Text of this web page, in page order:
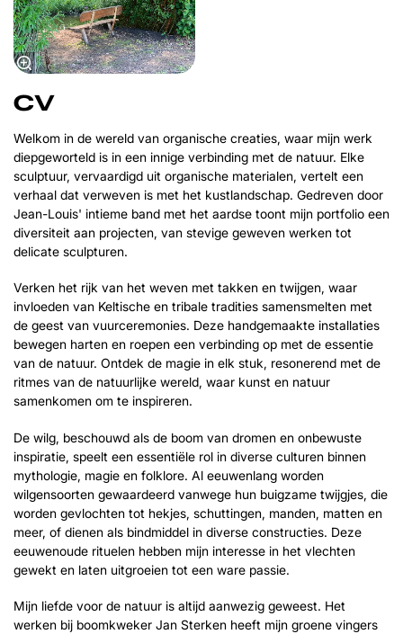
CV
Welkom in de wereld van organische creaties, waar mijn werk
diepgeworteld is in een innige verbinding met de natuur. Elke
sculptuur, vervaardigd uit organische materialen, vertelt een
verhaal dat verweven is met het kustlandschap. Gedreven door
Jean-Louis' intieme band met het aardse toont mijn portfolio een
diversiteit aan projecten, van stevige geweven werken tot
delicate sculpturen.
Verken het rijk van het weven met takken en twijgen, waar
invloeden van Keltische en tribale tradities samensmelten met
de geest van vuurceremonies. Deze handgemaakte installaties
bewegen harten en roepen een verbinding op met de essentie
van de natuur. Ontdek de magie in elk stuk, resonerend met de
ritmes van de natuurlijke wereld, waar kunst en natuur
samenkomen om te inspireren.
De wilg, beschouwd als de boom van dromen en onbewuste
inspiratie, speelt een essentiële rol in diverse culturen binnen
mythologie, magie en folklore. Al eeuwenlang worden
wilgensoorten gewaardeerd vanwege hun buigzame twijgjes, die
worden gevlochten tot hekjes, schuttingen, manden, matten en
meer, of dienen als bindmiddel in diverse constructies. Deze
eeuwenoude rituelen hebben mijn interesse in het vlechten
gewekt en laten uitgroeien tot een ware passie.
Mijn liefde voor de natuur is altijd aanwezig geweest. Het
werken bij boomkweker Jan Sterken heeft mijn groene vingers